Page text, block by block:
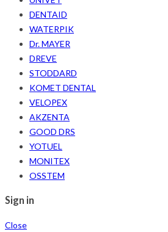
DENTAID
WATERPIK
Dr. MAYER
DREVE
STODDARD
KOMET DENTAL
VELOPEX
AKZENTA
GOOD DRS
YOTUEL
MONITEX
OSSTEM
Sign in
Close